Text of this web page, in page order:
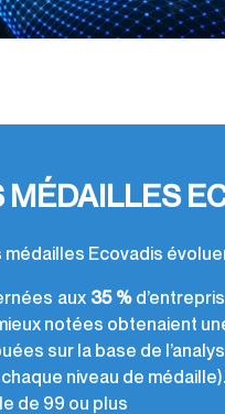
MÉDAILLES
Ecovadis
aux 35 %
notées obtenaient
sur la base de
niveau de médaille).
de 99 ou plus